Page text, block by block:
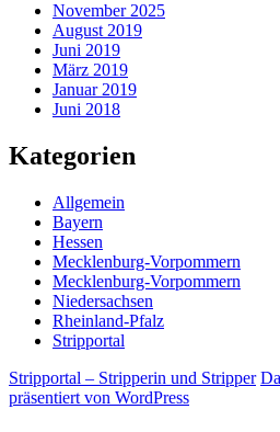
November 2025
August 2019
Juni 2019
März 2019
Januar 2019
Juni 2018
Kategorien
Allgemein
Bayern
Hessen
Mecklenburg-Vorpommern
Mecklenburg-Vorpommern
Niedersachsen
Rheinland-Pfalz
Stripportal
Stripportal – Stripperin und Stripper
präsentiert von WordPress